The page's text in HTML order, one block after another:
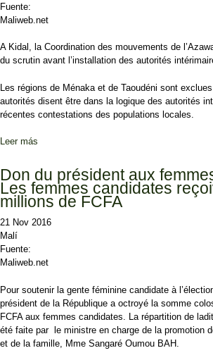
Fuente:
Maliweb.net
A Kidal, la Coordination des mouvements de
du scrutin avant l’installation des autorités
Les régions de Ménaka et de Taoudéni sont
autorités disent être dans la logique des autorités
récentes contestations des populations locales.
Leer más
Don du président aux
Les femmes candidates
millions de FCFA
21 Nov 2016
Malí
Fuente:
Maliweb.net
Pour soutenir la gente féminine candidate à
président de la République a octroyé la somme
FCFA aux femmes candidates. La répartition de
été faite par le ministre en charge de la promotion
et de la famille, Mme Sangaré Oumou BAH.